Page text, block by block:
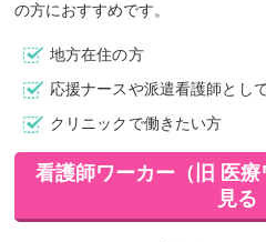
の方におすすめです。
地方在住の方
応援ナースや派遣看護師とし
クリニックで働きたい方
看護師ワーカー（旧 医
見る